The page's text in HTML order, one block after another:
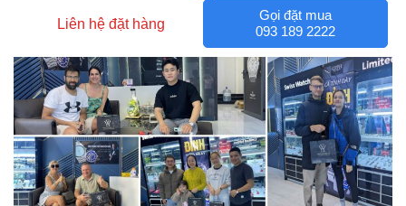
Liên hệ đặt hàng
Gọi đặt mua
093 189 2222